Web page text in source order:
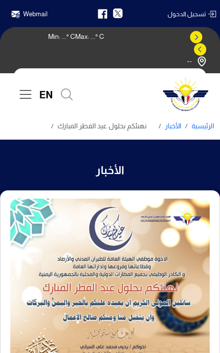
تسجيل الدخول Webmail
--
Max: ° C
Min: ° C
EN
الرئيسية الأخبار نهنئكم بحلول عيد الفطر المبارك
الأخبار